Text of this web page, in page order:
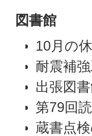
図書館
10月の
耐震補
出張図
第79回
蔵書点